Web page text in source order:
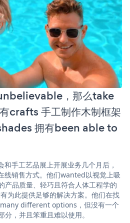
，那么take
crafts 手工制作木制框架
拥有been able to
手工艺品展上开展业务几个月后，
销售方式。他们wanted以视觉上吸
产品质量、轻巧且符合人体工程学的
为此提供足够的解决方案。他们在找
different options，但没有一个
，并且笨重且难以使用。